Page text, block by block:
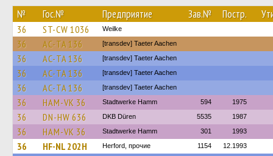
№ Гос.№ Предприятие Зав.№ Постр.
36 ST-CW 1036 Weilke
36 AC-TA 136 [transdev] Taeter Aachen
36 AC-TA 136 [transdev] Taeter Aachen
36 AC-TA 136 [transdev] Taeter Aachen
36 AC-TA 136 [transdev] Taeter Aachen
36 HAM-VK 36 Stadtwerke Hamm 594 1975
36 DN-HW 636 DKB Düren 5535 1987
36 HAM-VK 36 Stadtwerke Hamm 301 1993
36 HF-NL 202H Herford, прочие 1154 12.1993